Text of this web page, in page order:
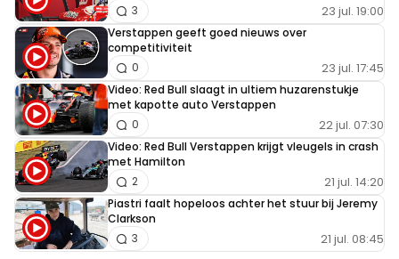
23 jul. 19:00
3
Verstappen geeft goed nieuws over
competitiviteit
23 jul. 17:45
0
Video: Red Bull slaagt in ultiem huzarenstukje
met kapotte auto Verstappen
22 jul. 07:30
0
Video: Red Bull Verstappen krijgt vleugels in crash
met Hamilton
21 jul. 14:20
2
Piastri faalt hopeloos achter het stuur bij Jeremy
Clarkson
21 jul. 08:45
3